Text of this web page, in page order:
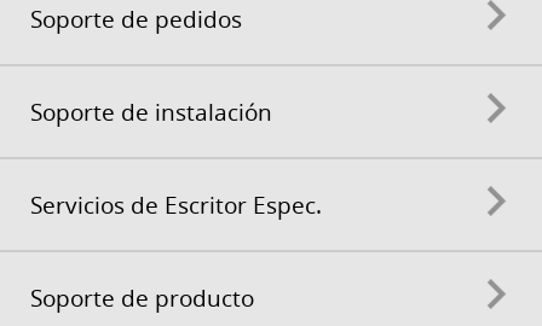
Soporte de pedidos
Soporte de instalación
Servicios de Escritor Espec.
Soporte de producto